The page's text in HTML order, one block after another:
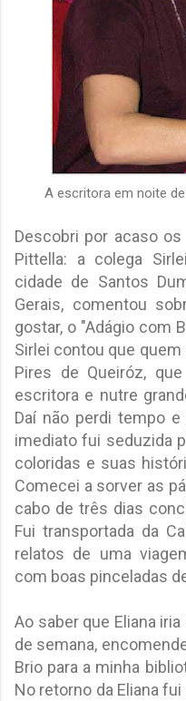
A escritora em noite
Descobri por acaso
Pittella: a colega
cidade de Santos
Gerais, comentou
gostar, o "Adágio com
Sirlei contou que
Pires de Queiróz,
escritora e nutre
Daí não perdi tempo
imediato fui seduzida
coloridas e suas
Comecei a sorver as
cabo de três dias
Fui transportada da
relatos de uma
com boas pinceladas
Ao saber que Eliana
de semana,
Brio para a minha
No retorno da Eliana